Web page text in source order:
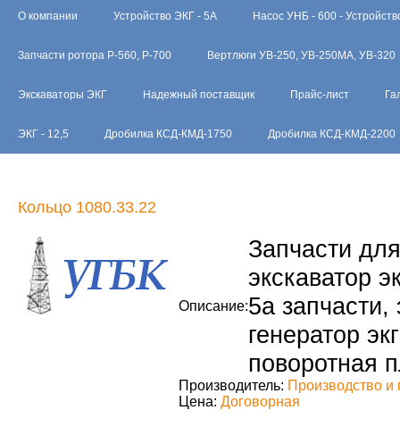
О компании Устройство ЭКГ - 5А Насос УНБ - 600 -
Запчасти ротора Р-560, Р-700 Вертлюги УВ-250, УВ-250МА, УВ-320
Экскаваторы ЭКГ Надежный поставщик Прайс-лист
ЭКГ - 12,5 Дробилка КСД-КМД-1750 Дробилка КСД-КМД-2200
Кольцо 1080.33.22
Описание:
Запчасти
экскаватор
5а запчасти,
генератор
поворотная
Производитель: Производство и
Цена: Договорная